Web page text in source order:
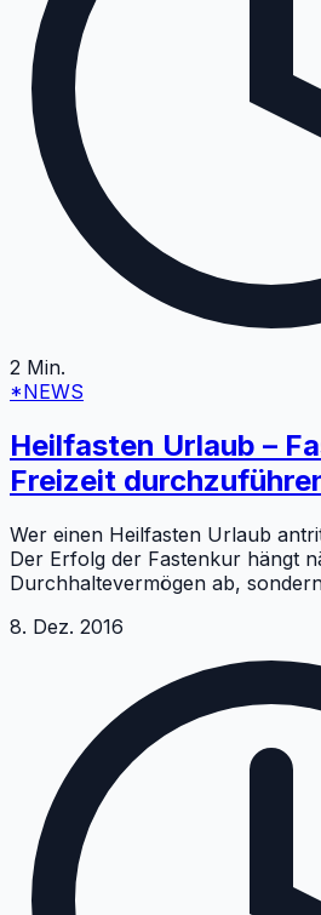
2 Min.
*NEWS
Heilfasten Urlaub –
Freizeit
Wer einen Heilfasten Urlaub
Der Erfolg der Fastenkur hängt
Durchhaltevermögen ab,
8. Dez. 2016